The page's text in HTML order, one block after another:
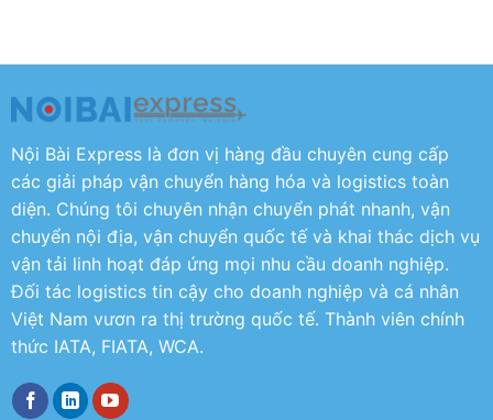
Nội Bài Express là đơn vị hàng đầu chuyên cung cấp
các giải pháp vận chuyển hàng hóa và logistics toàn
diện. Chúng tôi chuyên nhận chuyển phát nhanh, vận
chuyển nội địa, vận chuyển quốc tế và khai thác dịch vụ
vận tải linh hoạt đáp ứng mọi nhu cầu doanh nghiệp.
Đối tác logistics tin cậy cho doanh nghiệp và cá nhân
Việt Nam vươn ra thị trường quốc tế. Thành viên chính
thức IATA, FIATA, WCA.